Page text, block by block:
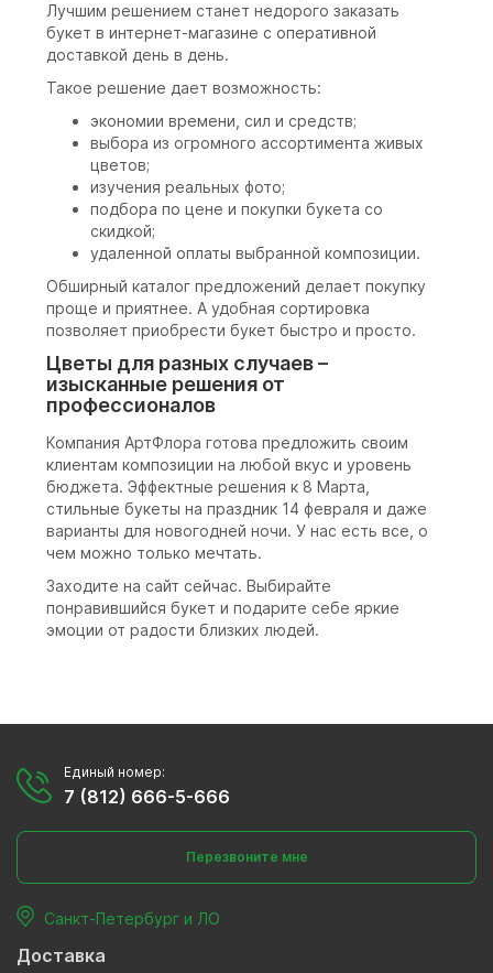
Лучшим решением станет недорого заказать
букет в интернет-магазине с оперативной
доставкой день в день.
Такое решение дает возможность:
экономии времени, сил и средств;
выбора из огромного ассортимента живых
цветов;
изучения реальных фото;
подбора по цене и покупки букета со
скидкой;
удаленной оплаты выбранной композиции.
Обширный каталог предложений делает покупку
проще и приятнее. А удобная сортировка
позволяет приобрести букет быстро и просто.
Цветы для разных случаев –
изысканные решения от
профессионалов
Компания АртФлора готова предложить своим
клиентам композиции на любой вкус и уровень
бюджета. Эффектные решения к 8 Марта,
стильные букеты на праздник 14 февраля и даже
варианты для новогодней ночи. У нас есть все, о
чем можно только мечтать.
Заходите на сайт сейчас. Выбирайте
понравившийся букет и подарите себе яркие
эмоции от радости близких людей.
Единый номер:
7 (812) 666-5-666
Перезвоните мне
Санкт-Петербург и ЛО
Доставка